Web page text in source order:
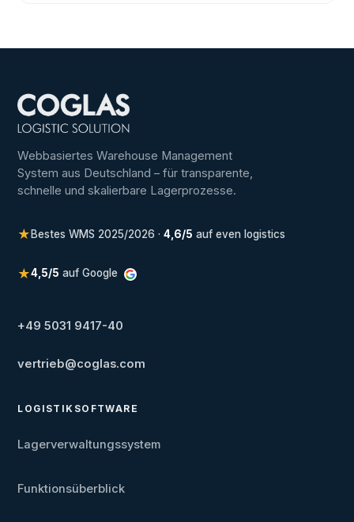
Webbasiertes Warehouse Management
System aus Deutschland – für transparente,
schnelle und skalierbare Lagerprozesse.
★Bestes WMS 2025/2026 ·4,6/5 auf even logistics
★4,5/5 auf Google
+49 5031 9417-40
vertrieb@coglas.com
LOGISTIKSOFTWARE
Lagerverwaltungssystem
Funktionsüberblick